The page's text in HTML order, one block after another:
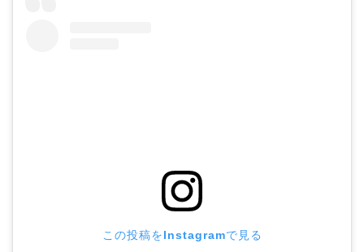
この投稿をInstagramで見る